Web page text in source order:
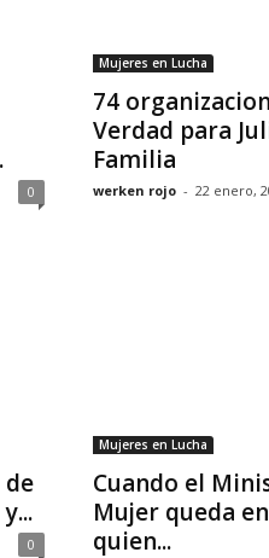
0
Mujeres en Lucha
74
Verdad para
Familia
werken rojo - 22 enero,
0
Mujeres en Lucha
Cuando el
Mujer queda
quien...